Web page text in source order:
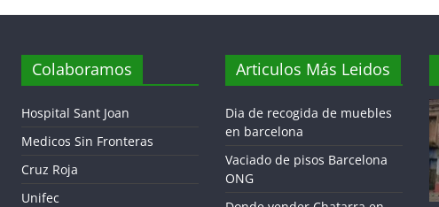
Colaboramos
Hospital Sant Joan
Medicos Sin Fronteras
Cruz Roja
Unifec
Articulos Más Leidos
Dia de recogida de muebles
en barcelona
Vaciado de pisos Barcelona
ONG